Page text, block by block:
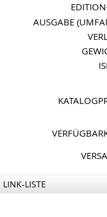
AUSGABE
LINK-LISTE